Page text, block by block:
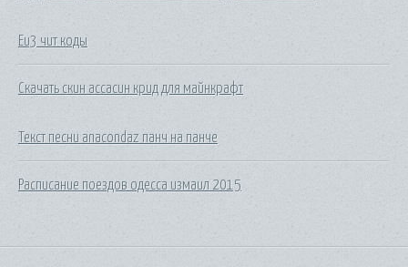
Eu3 чит коды
Скачать скин ассасин крид для майнкрафт
Текст песни anacondaz панч на панче
Расписание поездов одесса измаил 2015